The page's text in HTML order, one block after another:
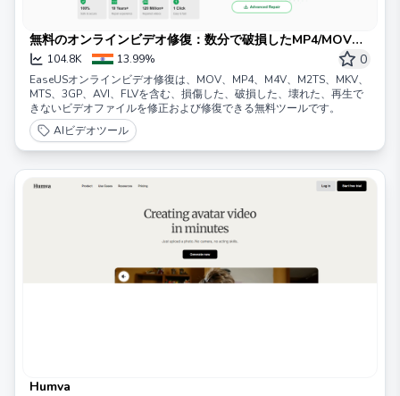
無料のオンラインビデオ修復：数分で破損したMP4/MOVを
修正104.8K 13.99% 0
EaseUSオンラインビデオ修復は、MOV、MP4、M4V、M2TS、MKV、
MTS、3GP、AVI、FLVを含む、損傷した、破損した、壊れた、再生で
きないビデオファイルを修正および修復できる無料ツールです。
AIビデオツール
Humva